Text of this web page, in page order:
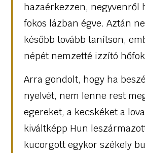
hazaérkezzen, negyvenről
fokos lázban égve. Aztán
később tovább tanítson,
népét nemzetté izzító
Arra gondolt, hogy ha
nyelvét, nem lenne rest
egereket, a kecskéket a
kiváltképp Hun
kucorgott egykor székely